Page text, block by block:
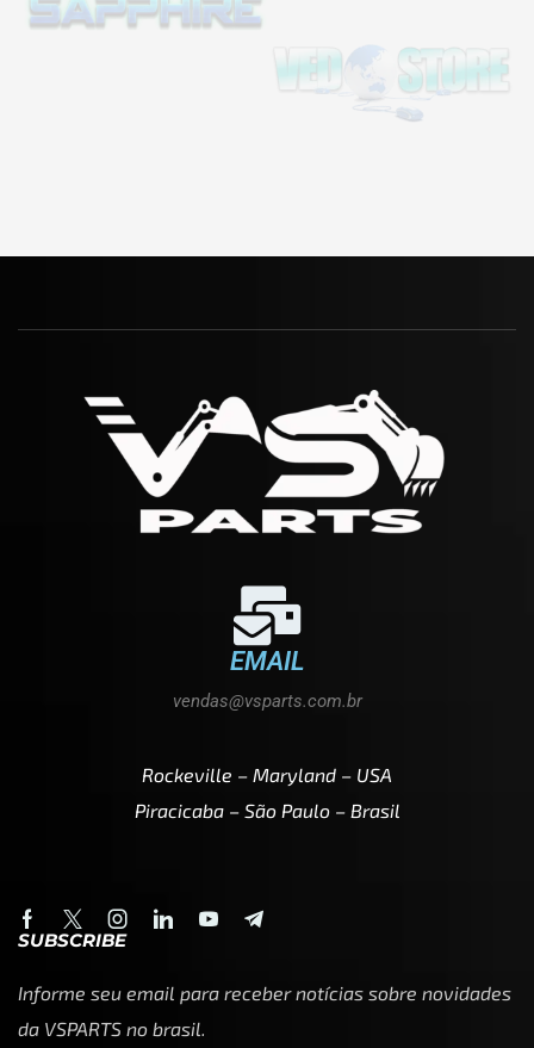
EMAIL
vendas@vsparts.com.br
Rockeville – Maryland – USA
Piracicaba – São Paulo – Brasil
SUBSCRIBE
Informe seu email para receber notícias sobre novidades
da VSPARTS no brasil.